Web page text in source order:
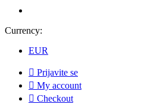
Currency:
EUR
 Prijavite se
 My account
 Checkout